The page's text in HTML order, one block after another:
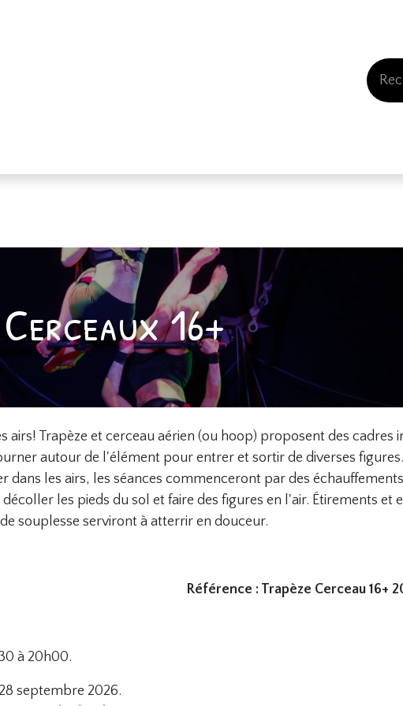
16+
airs! Trapèze et cerceau aérien (ou hoop) proposent des cadres
autour de l'élément pour entrer et sortir de diverses
dans les airs, les séances commenceront par des
les pieds du sol et faire des figures en l'air. Étirements et
de souplesse serviront à atterrir en douceur.
Référence : Trapèze Cerceau 16+
à 20h00.
septembre 2026.